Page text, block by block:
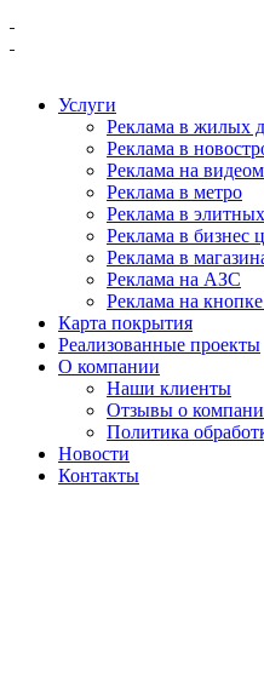
Услуги
Реклама в жилых
Реклама в
Реклама на
Реклама в метро
Реклама в
Реклама в бизнес
Реклама в
Реклама на АЗС
Реклама на
Карта покрытия
Реализованные проекты
О компании
Наши клиенты
Отзывы о
Политика
Новости
Контакты